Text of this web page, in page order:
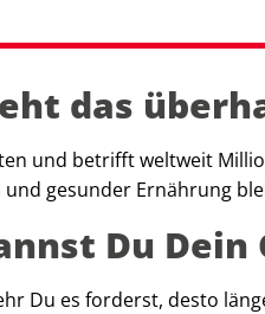
das
und betrifft weltweit
gesunder Ernährung
Du
Du es forderst, desto